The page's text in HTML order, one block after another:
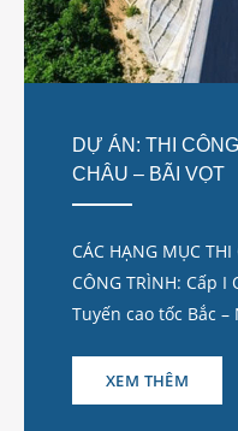
DỰ ÁN: THI
CHÂU – BÃI VỌT
CÁC HẠNG MỤC
CÔNG TRÌNH: Cấp I
Tuyến cao tốc Bắc
XEM THÊM